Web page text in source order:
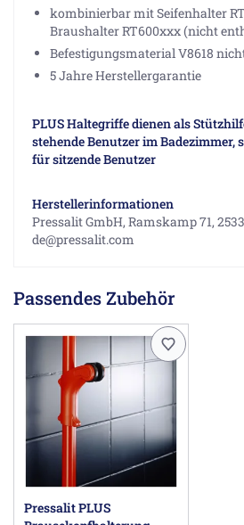
kombinierbar mit Seifenhalter
Braushalter RT600xxx (nicht
Befestigungsmaterial V8618
5 Jahre Herstellergarantie
PLUS Haltegriffe dienen als
stehende Benutzer im Badezimmer,
für sitzende Benutzer
Herstellerinformationen
Pressalit GmbH, Ramskamp 71,
de@pressalit.com
Passendes Zubehör
Pressalit PLUS